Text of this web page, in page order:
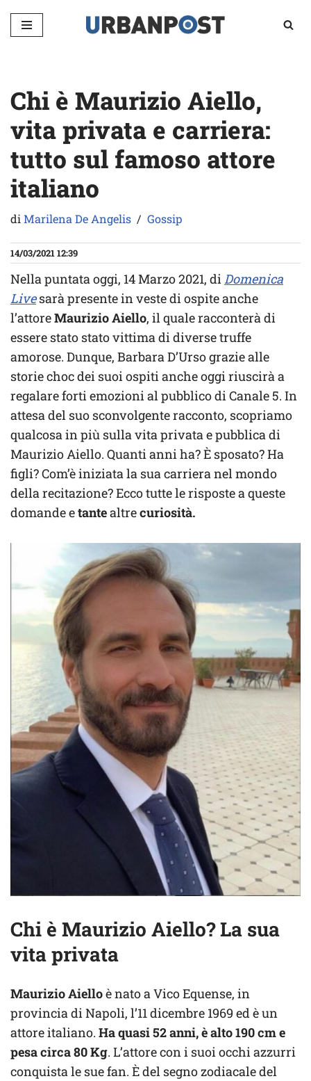
Vai
Chi è Maurizio Aiello,
vita privata e carriera:
tutto sul famoso attore
italiano
diMarilena De Angelis Gossip
14/03/2021 12:39
Nella puntata oggi, 14 Marzo 2021, diDomenica
Livesarà presente in veste di ospite anche
l’attoreMaurizio Aiello, il quale racconterà di
essere stato stato vittima di diverse truffe
amorose. Dunque, Barbara D’Urso grazie alle
storie choc dei suoi ospiti anche oggi riuscirà a
regalare forti emozioni al pubblico di Canale 5. In
attesa del suo sconvolgente racconto, scopriamo
qualcosa in più sulla vita privata e pubblica di
Maurizio Aiello. Quanti anni ha? È sposato? Ha
figli? Com’è iniziata la sua carriera nel mondo
della recitazione? Ecco tutte le risposte a queste
domande etantealtrecuriosità.
Chi è Maurizio Aiello? La sua
vita privata
Maurizio Aielloè nato a Vico Equense, in
provincia di Napoli, l’11 dicembre 1969 ed è un
attore italiano. Ha quasi 52 anni, è alto 190 cm e
pesa circa 80 Kg. L’attore con i suoi occhi azzurri
conquista le sue fan. È del segno zodiacale del